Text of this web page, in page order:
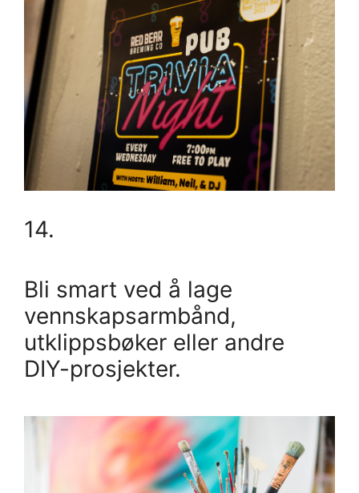
14.
Bli smart ved å lage
vennskapsarmbånd,
utklippsbøker eller andre
DIY-prosjekter.